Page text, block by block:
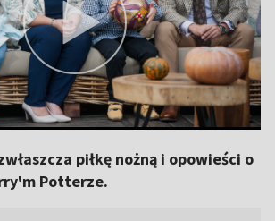
piłkę nożną i opowieści o
Potterze.